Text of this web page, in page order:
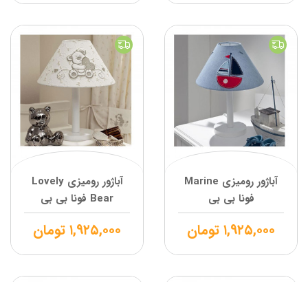
آباژور رومیزی Marine
فونا بی بی
۱,۹۲۵,۰۰۰تومان
آباژور رومیزی Lovely
Bear فونا بی بی
۱,۹۲۵,۰۰۰تومان